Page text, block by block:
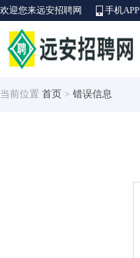
欢迎您来远安招聘网 手机APP
当前位置 首页 > 错误信息